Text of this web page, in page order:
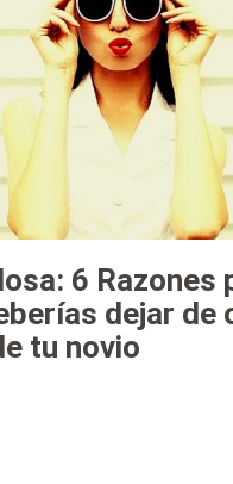
6 Razones
dejar de
tu novio